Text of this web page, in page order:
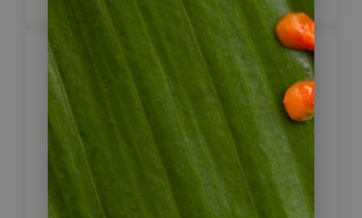
14
Lima – Heimreise
Anschlussprogramm
Zum Abschluss vom Abenteuer Peru
besichtigen Sie die Hauptstadt Lima.
Auf einer Stadtrundfahrt entdecken